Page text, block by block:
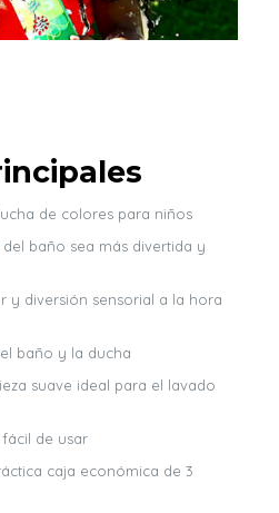
de colores para niños
baño sea más divertida y
y diversión sensorial a la hora
baño y la ducha
suave ideal para el lavado
de usar
caja económica de 3